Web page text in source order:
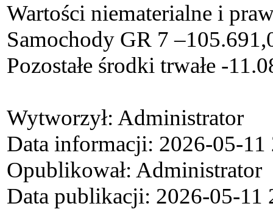
Wartości niematerialne i
Samochody GR 7
Pozostałe środki trwałe -
Wytworzył: Administrator
Data informacji: 2026-05-11
Opublikował: Administrator
Data publikacji: 2026-05-11